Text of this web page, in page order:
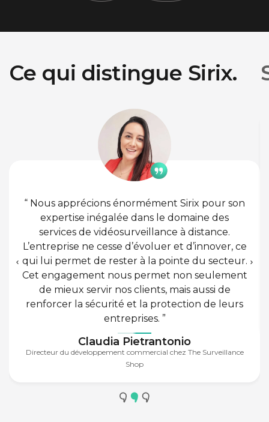
Ce qui distingue Sirix.
“ Nous apprécions énormément Sirix pour son
expertise inégalée dans le domaine des
services de vidéosurveillance à distance.
L’entreprise ne cesse d’évoluer et d’innover, ce
qui lui permet de rester à la pointe du secteur.
Cet engagement nous permet non seulement
de mieux servir nos clients, mais aussi de
renforcer la sécurité et la protection de leurs
entreprises. ”
Claudia Pietrantonio
Directeur du développement commercial chez The Surveillance
Shop